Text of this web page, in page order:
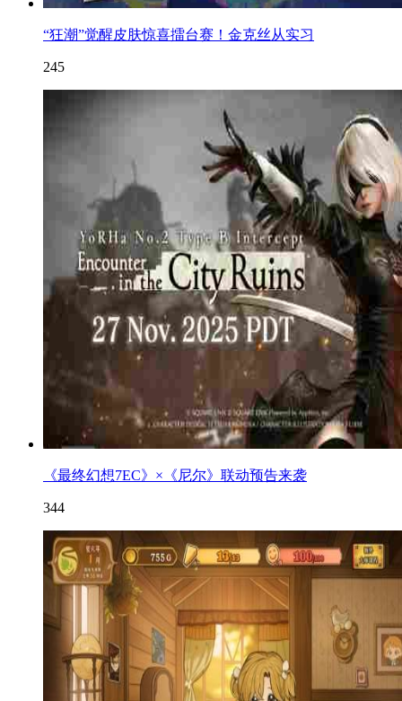
“狂潮”觉醒皮肤惊喜擂台赛！金克丝从实习
245
《最终幻想7EC》×《尼尔》联动预告来袭
344